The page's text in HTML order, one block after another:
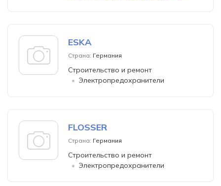
ESKA
Страна: Германия
Строительство и ремонт
Электропредохранители
FLOSSER
Страна: Германия
Строительство и ремонт
Электропредохранители